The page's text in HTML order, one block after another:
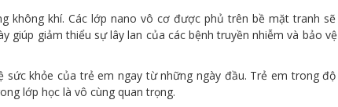
không khí. Các lớp nano vô cơ được phủ trên bề mặt tranh sẽ
giúp giảm thiểu sự lây lan của các bệnh truyền nhiễm và bảo
khỏe của trẻ em ngay từ những ngày đầu. Trẻ em trong
lớp học là vô cùng quan trọng.